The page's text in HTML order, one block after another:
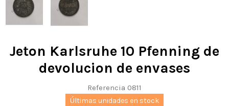
Jeton Karlsruhe 10 Pfenning de
devolucion de envases
Referencia 0811
Últimas unidades en stock